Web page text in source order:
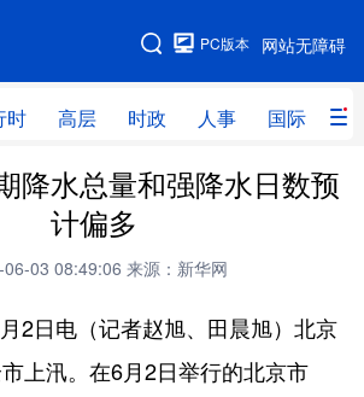
网站无障碍
PC版本
时 高层 时政 人事 国际 财
网站地图
高层 时政 人事
思客智库 全球连线
科普 体育 文化
军事 访谈 视频
降水总量和强降水日数预
计偏多
03 08:49:06 来源：新华网
日电（记者赵旭、田晨旭）北京
上汛。在6月2日举行的北京市